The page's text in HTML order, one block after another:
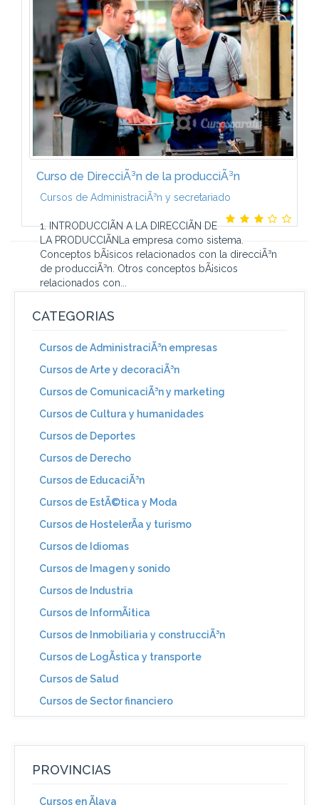
aÃ±adido y eliminaciÃ³n de despilfarros. Despliegue
de objetivos. Hoshin Kanri. El respeto por el orden y
limpieza en el puesto de...
Curso de DirecciÃ³n de la producciÃ³n
Cursos de AdministraciÃ³n y secretariado
1. INTRODUCCIÃN A LA DIRECCIÃN DE
LA PRODUCCIÃNLa empresa como sistema.
Conceptos bÃ¡sicos relacionados con la direcciÃ³n
de producciÃ³n. Otros conceptos bÃ¡sicos
relacionados con...
CATEGORIAS
Cursos de AdministraciÃ³n empresas
Cursos de Arte y decoraciÃ³n
Cursos de ComunicaciÃ³n y marketing
Cursos de Cultura y humanidades
Cursos de Deportes
Cursos de Derecho
Cursos de EducaciÃ³n
Cursos de EstÃ©tica y Moda
Cursos de HostelerÃ­a y turismo
Cursos de Idiomas
Cursos de Imagen y sonido
Cursos de Industria
Cursos de InformÃ¡tica
Cursos de Inmobiliaria y construcciÃ³n
Cursos de LogÃ­stica y transporte
Cursos de Salud
Cursos de Sector financiero
PROVINCIAS
Cursos en Ãlava